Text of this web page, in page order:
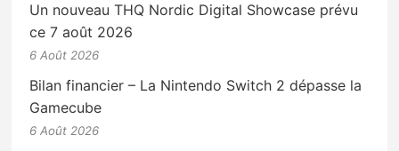
Un nouveau THQ Nordic Digital Showcase prévu
ce 7 août 2026
6 Août 2026
Bilan financier – La Nintendo Switch 2 dépasse la
Gamecube
6 Août 2026